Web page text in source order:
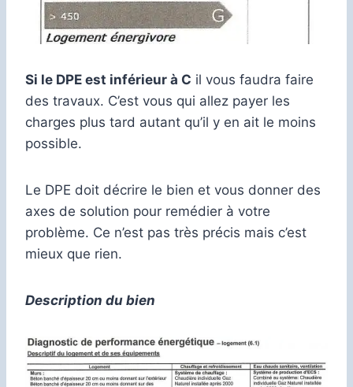
Si le DPE est inférieur à C il vous faudra faire
des travaux. C’est vous qui allez payer les
charges plus tard autant qu’il y en ait le moins
possible.
Le DPE doit décrire le bien et vous donner des
axes de solution pour remédier à votre
problème. Ce n’est pas très précis mais c’est
mieux que rien.
Description du bien